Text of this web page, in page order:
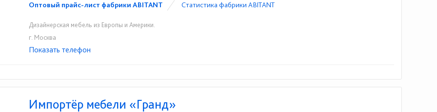
Оптовый прайс-лист фабрики ABITANT
Статистика фабрики ABITANT
Дизайнерская мебель из Европы и Америки.
г. Москва
☎+7 (499) 707-99-07
Показать телефон
Импортёр мебели «Гранд»